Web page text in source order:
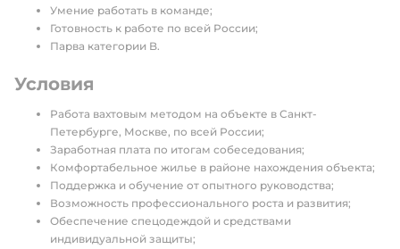
Умение работать в команде;
Готовность к работе по всей России;
Парва категории B.
Условия
Работа вахтовым методом на объекте в Санкт-
Петербурге, Москве, по всей России;
Заработная плата по итогам собеседования;
Комфортабельное жилье в районе нахождения объекта;
Поддержка и обучение от опытного руководства;
Возможность профессионального роста и развития;
Обеспечение спецодеждой и средствами
индивидуальной защиты;